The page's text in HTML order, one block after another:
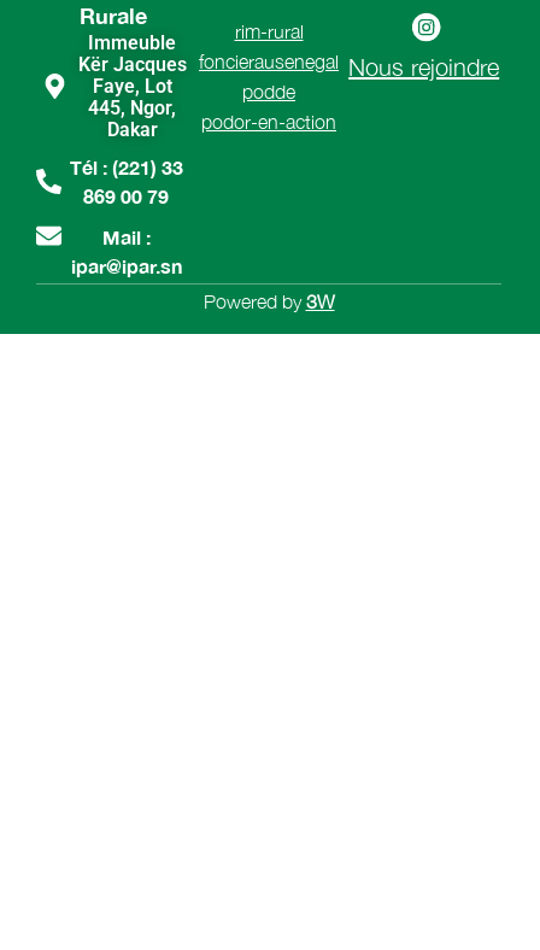
Rurale
Immeuble
Kër Jacques
Faye, Lot
445, Ngor,
Dakar
Tél : (221) 33
869 00 79
Mail :
ipar@ipar.sn
rim-rural
foncierausenegal
podde
podor-en-action
Nous rejoindre
Powered by3W